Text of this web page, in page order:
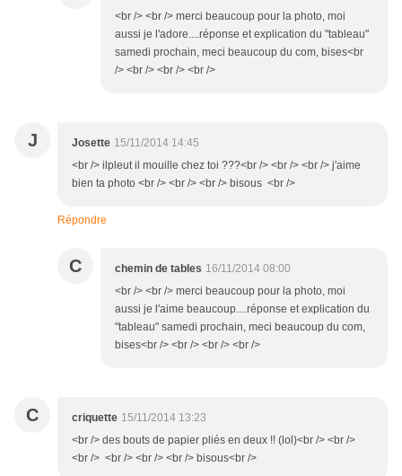
<br /> <br /> merci beaucoup pour la photo, moi
aussi je l'adore....réponse et explication du "tableau"
samedi prochain, meci beaucoup du com, bises<br
/> <br /> <br /> <br />
J Josette 15/11/2014 14:45
<br /> ilpleut il mouille chez toi ???<br /> <br /> <br /> j'aime
bien ta photo <br /> <br /> <br /> bisous <br />
Répondre
C chemin de tables 16/11/2014 08:00
<br /> <br /> merci beaucoup pour la photo, moi
aussi je l'aime beaucoup....réponse et explication du
"tableau" samedi prochain, meci beaucoup du com,
bises<br /> <br /> <br /> <br />
C criquette 15/11/2014 13:23
<br /> des bouts de papier pliés en deux !! (lol)<br /> <br />
<br /> <br /> <br /> <br /> bisous<br />